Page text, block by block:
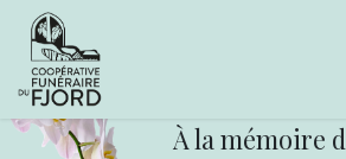
À la mémoire